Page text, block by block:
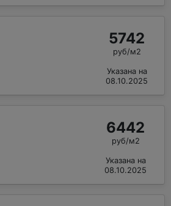
5742
руб/м2
Указана на
08.10.2025
6442
руб/м2
Указана на
08.10.2025